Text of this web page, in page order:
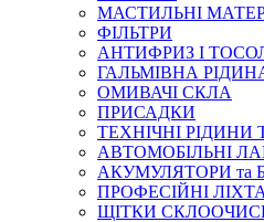
МАСТИЛЬНІ
ФІЛЬТРИ
АНТИФРИЗ І
ГАЛЬМІВНА
ОМИВАЧІ СКЛА
ПРИСАДКИ
ТЕХНІЧНІ РІДИНИ
АВТОМОБІЛЬНІ
АКУМУЛЯТОРИ та
ПРОФЕСІЙНІ
ЩІТКИ